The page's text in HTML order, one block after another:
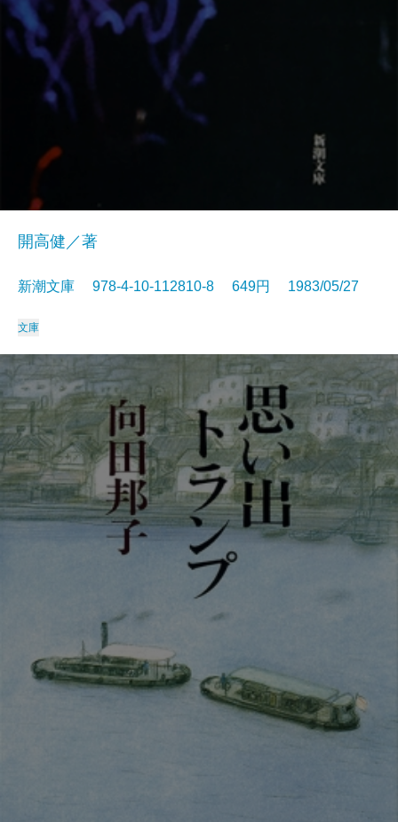
開高健／著
新潮文庫 978-4-10-112810-8 649円 1983/05/27
文庫